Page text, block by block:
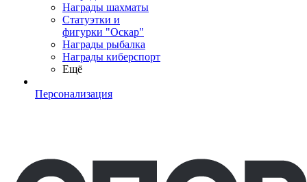
Награды шахматы
Статуэтки и
фигурки "Оскар"
Награды рыбалка
Награды киберспорт
Ещё
Персонализация